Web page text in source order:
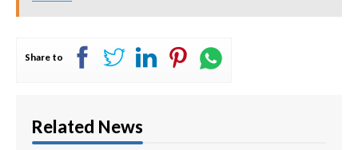
Share to
Related News